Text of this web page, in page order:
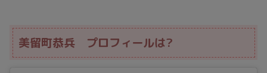
美留町恭兵 プロフィールは?